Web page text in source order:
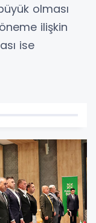
olması
ilişkin
ise